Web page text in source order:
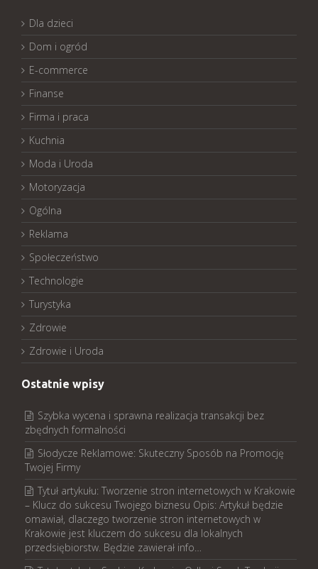
Dla dzieci
Dom i ogród
E-commerce
Finanse
Firma i praca
Kuchnia
Moda i Uroda
Motoryzacja
Ogólna
Reklama
Społeczeństwo
Technologie
Turystyka
Zdrowie
Zdrowie i Uroda
Ostatnie wpisy
Szybka wycena i sprawna realizacja transakcji bez
zbędnych formalności
Słodycze Reklamowe: Skuteczny Sposób na Promocję
Twojej Firmy
Tytuł artykułu: Tworzenie stron internetowych w Krakowie
– Klucz do sukcesu Twojego biznesu Opis: Artykuł będzie
omawiał, dlaczego tworzenie stron internetowych w
Krakowie jest kluczem do sukcesu dla lokalnych
przedsiębiorstw. Będzie zawierał info…